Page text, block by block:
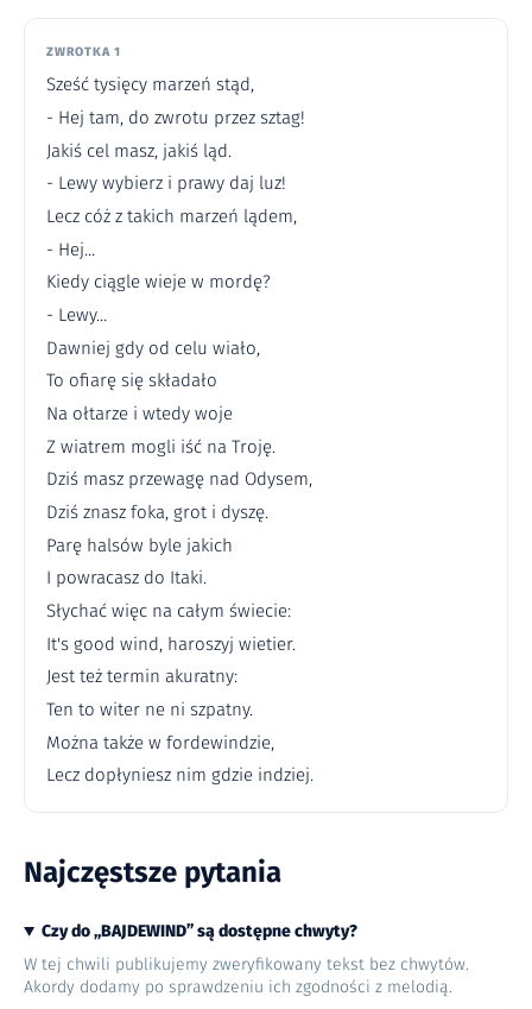
ZWROTKA 1
Sześć tysięcy marzeń stąd,
- Hej tam, do zwrotu przez sztag!
Jakiś cel masz, jakiś ląd.
- Lewy wybierz i prawy daj luz!
Lecz cóż z takich marzeń lądem,
- Hej...
Kiedy ciągle wieje w mordę?
- Lewy...
Dawniej gdy od celu wiało,
To ofiarę się składało
Na ołtarze i wtedy woje
Z wiatrem mogli iść na Troję.
Dziś masz przewagę nad Odysem,
Dziś znasz foka, grot i dyszę.
Parę halsów byle jakich
I powracasz do Itaki.
Słychać więc na całym świecie:
It's good wind, haroszyj wietier.
Jest też termin akuratny:
Ten to witer ne ni szpatny.
Można także w fordewindzie,
Lecz dopłyniesz nim gdzie indziej.
Najczęstsze pytania
Czy do „BAJDEWIND” są dostępne chwyty?
W tej chwili publikujemy zweryfikowany tekst bez chwytów.
Akordy dodamy po sprawdzeniu ich zgodności z melodią.